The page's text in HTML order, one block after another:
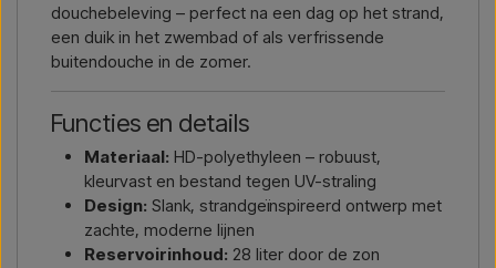
douchebeleving – perfect na een dag op het strand,
een duik in het zwembad of als verfrissende
buitendouche in de zomer.
Functies en details
Materiaal: HD-polyethyleen – robuust,
kleurvast en bestand tegen UV-straling
Design: Slank, strandgeïnspireerd ontwerp met
zachte, moderne lijnen
Reservoirinhoud: 28 liter door de zon